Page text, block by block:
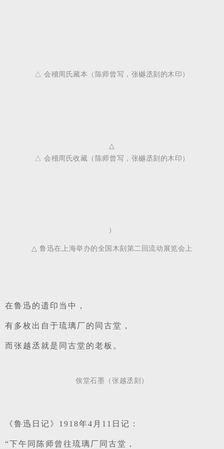
△ 会稽周氏藏本（陈师曾写，张樾丞刻的木印）
△
△ 会稽周氏收藏（陈师曾写，张樾丞刻的木印）
）
△ 鲁迅在上海举办的全国木刻第二回流动展览会上
在鲁迅的遗印当中，
有多枚出自于琉璃厂的同古堂，
而张越丞就是同古堂的老板。
俟堂石墨（张越丞刻）
《鲁迅日记》1918年4月11日记：
“下午同陈师曾往琉璃厂同古堂，